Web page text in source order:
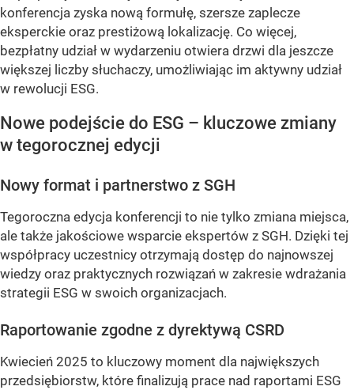
konferencja zyska nową formułę, szersze zaplecze
eksperckie oraz prestiżową lokalizację. Co więcej,
bezpłatny udział w wydarzeniu otwiera drzwi dla jeszcze
większej liczby słuchaczy, umożliwiając im aktywny udział
w rewolucji ESG.
Nowe podejście do ESG – kluczowe zmiany
w tegorocznej edycji
Nowy format i partnerstwo z SGH
Tegoroczna edycja konferencji to nie tylko zmiana miejsca,
ale także jakościowe wsparcie ekspertów z SGH. Dzięki tej
współpracy uczestnicy otrzymają dostęp do najnowszej
wiedzy oraz praktycznych rozwiązań w zakresie wdrażania
strategii ESG w swoich organizacjach.
Raportowanie zgodne z dyrektywą CSRD
Kwiecień 2025 to kluczowy moment dla największych
przedsiębiorstw, które finalizują prace nad raportami ESG